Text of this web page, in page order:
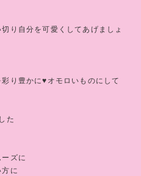
り自分を可愛くしてあげましょ
り豊かに♥️オモロいものにして
た
ズに
に